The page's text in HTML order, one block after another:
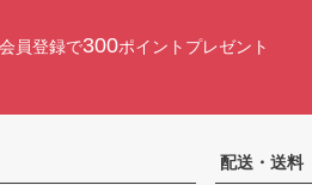
員登録で300ポイントプレゼント
配送・送料